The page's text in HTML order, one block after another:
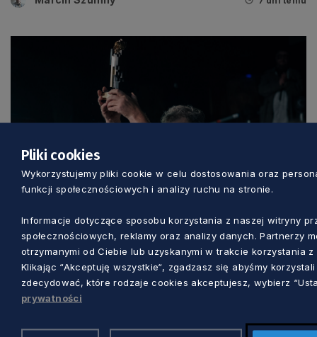
Jacek Głomb z Grand Yorickiem. To wyraz
uznania dla twórczej odwagi artysty
Dorota Kulka
Pliki cookies
Wykorzystujemy pliki cookie w celu dostosowania oraz
funkcji społecznościowych i analizy ruchu na stronie.
Informacje dotyczące sposobu korzystania z naszej witryny
społecznościowych, reklamy oraz analizy danych. Partnerzy
otrzymanymi od Ciebie lub uzyskanymi w trakcie korzystania z
Klikając “Akceptuję wszystkie“, zgadzasz się abyśmy
zdecydować, które rodzaje cookies akceptujesz, wybierz
prywatności